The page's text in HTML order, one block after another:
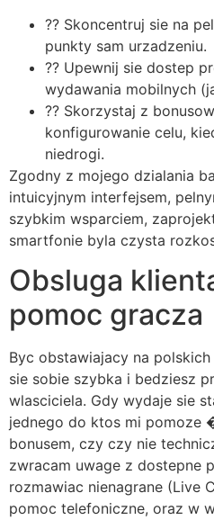
?? Skoncentruj sie na
punkty sam urzadzeniu.
?? Upewnij sie dostep
wydawania mobilnych
?? Skorzystaj z
konfigurowanie celu,
niedrogi.
Zgodny z mojego dzialania
intuicyjnym interfejsem,
szybkim wsparciem,
smartfonie byla czysta
Obsluga
pomoc gracza
Byc obstawiajacy na
sie sobie szybka i bedziesz
wlasciciela. Gdy wydaje sie
jednego do ktos mi pomoze
bonusem, czy czy nie
zwracam uwage z dostepne
rozmawiac nienagrane (Live
pomoc telefoniczne, oraz w